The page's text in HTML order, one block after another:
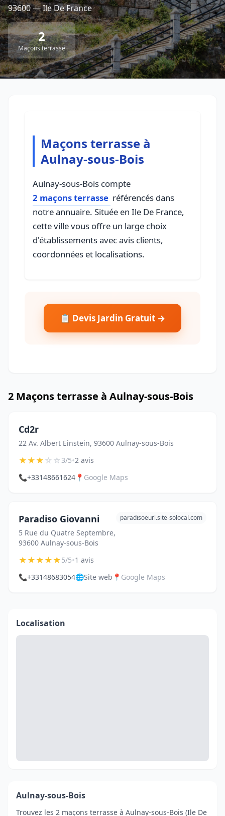
93600 — Ile De France
2
Maçons terrasse
Maçons terrasse à
Aulnay-sous-Bois
Aulnay-sous-Bois compte
2 maçons terrasse référencés dans
notre annuaire. Située en Ile De France,
cette ville vous offre un large choix
d'établissements avec avis clients,
coordonnées et localisations.
📋 Devis Jardin Gratuit →
2 Maçons terrasse à Aulnay-sous-Bois
Cd2r
22 Av. Albert Einstein, 93600 Aulnay-sous-Bois
★★★☆☆3/5•2 avis
📞+33148661624 📍 Google Maps
Paradiso Giovanni
5 Rue du Quatre Septembre,
93600 Aulnay-sous-Bois
paradisoeurl.site-solocal.com
★★★★★5/5•1 avis
📞+33148683054🌐Site web 📍 Google Maps
Localisation
Aulnay-sous-Bois
Trouvez les 2 maçons terrasse à Aulnay-sous-Bois (Ile De